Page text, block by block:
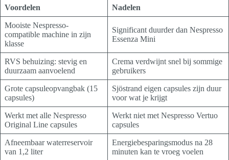
Voordelen Nadelen
Mooiste Nespresso-
compatible machine in zijn
klasse
Significant duurder dan Nespresso
Essenza Mini
RVS behuizing: stevig en
duurzaam aanvoelend
Crema verdwijnt snel bij sommige
gebruikers
Grote capsuleopvangbak (15
capsules)
Sjöstrand eigen capsules zijn duur
voor wat je krijgt
Werkt met alle Nespresso
Original Line capsules
Werkt niet met Nespresso Vertuo
capsules
Afneembaar waterreservoir
van 1,2 liter
Energiebesparingsmodus na 28
minuten kan te vroeg voelen